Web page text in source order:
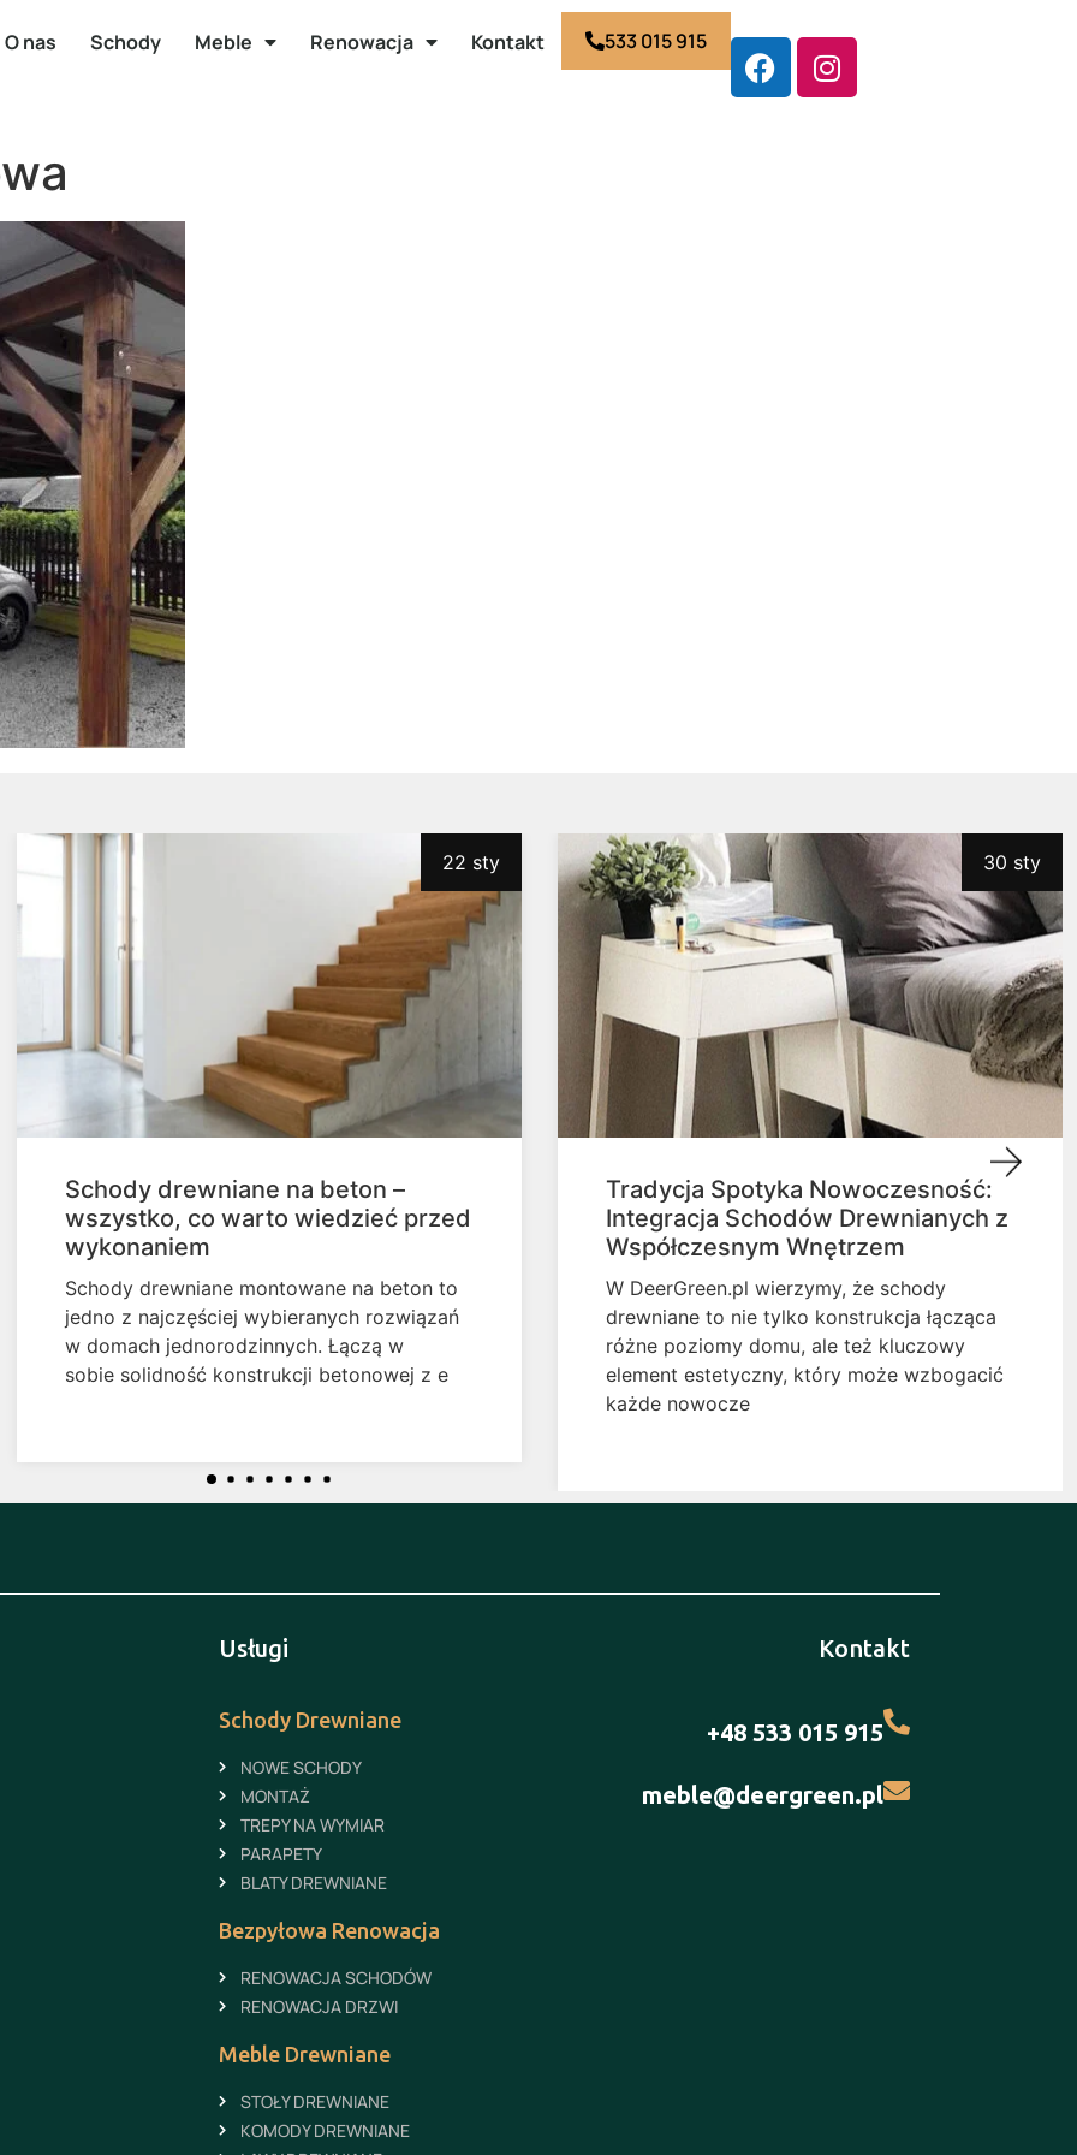
O nas Schody Meble Renowacja Kontakt 533 015 915
22 sty
Schody drewniane na beton –
wszystko, co warto wiedzieć przed
wykonaniem
Schody drewniane montowane na beton to
jedno z najczęściej wybieranych rozwiązań
w domach jednorodzinnych. Łączą w
sobie solidność konstrukcji betonowej z e
30 sty
Tradycja Spotyka Nowoczesność:
Integracja Schodów Drewnianych z
Współczesnym Wnętrzem
W DeerGreen.pl wierzymy, że schody
drewniane to nie tylko konstrukcja łącząca
różne poziomy domu, ale też kluczowy
element estetyczny, który może wzbogacić
każde nowocze
Usługi
Schody Drewniane
NOWE SCHODY
MONTAŻ
TREPY NA WYMIAR
PARAPETY
BLATY DREWNIANE
Bezpyłowa Renowacja
RENOWACJA SCHODÓW
RENOWACJA DRZWI
Meble Drewniane
STOŁY DREWNIANE
KOMODY DREWNIANE
Kontakt
+48 533 015 915
meble@deergreen.pl